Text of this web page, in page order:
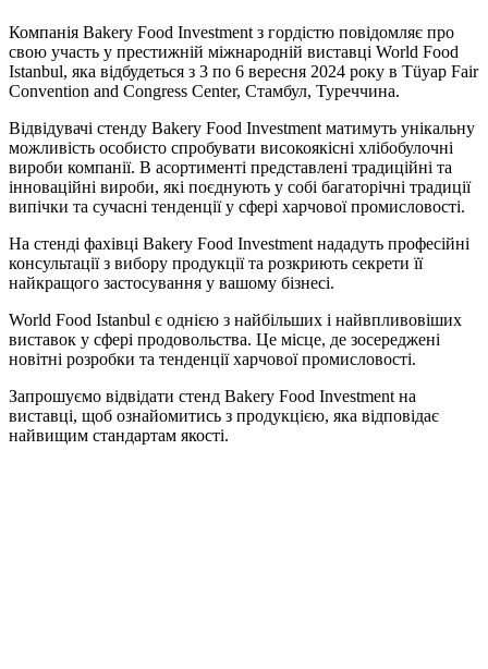
Компанія Bakery Food Investment з гордістю повідомляє про
свою участь у престижній міжнародній виставці World Food
Istanbul, яка відбудеться з 3 по 6 вересня 2024 року в Tüyap Fair
Convention and Congress Center, Стамбул, Туреччина.
Відвідувачі стенду Bakery Food Investment матимуть унікальну
можливість особисто спробувати високоякісні хлібобулочні
вироби компанії. В асортименті представлені традиційні та
інноваційні вироби, які поєднують у собі багаторічні традиції
випічки та сучасні тенденції у сфері харчової промисловості.
На стенді фахівці Bakery Food Investment нададуть професійні
консультації з вибору продукції та розкриють секрети її
найкращого застосування у вашому бізнесі.
World Food Istanbul є однією з найбільших і найвпливовіших
виставок у сфері продовольства. Це місце, де зосереджені
новітні розробки та тенденції харчової промисловості.
Запрошуємо відвідати стенд Bakery Food Investment на
виставці, щоб ознайомитись з продукцією, яка відповідає
найвищим стандартам якості.